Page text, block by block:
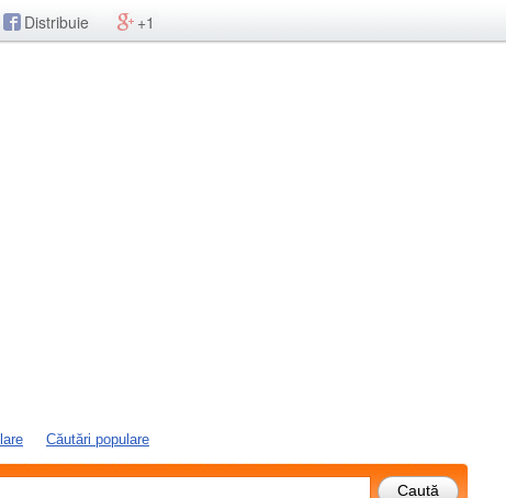
Distribuie +1
Căutări populare